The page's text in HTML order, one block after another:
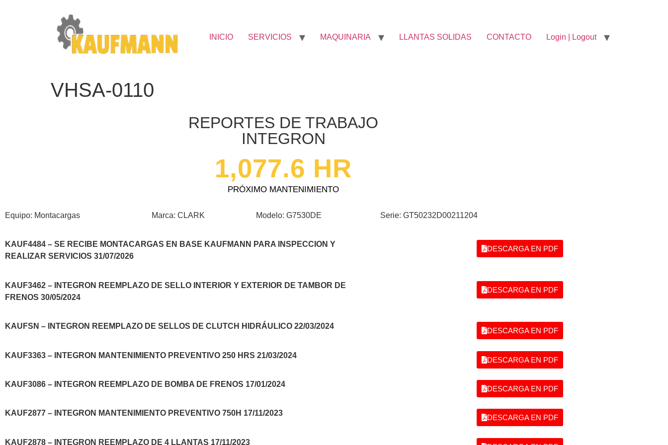
INICIO SERVICIOS MAQUINARIA LLANTAS SOLIDAS CONTACTO Login | Logout
VHSA-0110
REPORTES DE TRABAJO
INTEGRON
PRÓXIMO MANTENIMIENTO
1,077.6 HR
Equipo: Montacargas Marca: CLARK Modelo: G7530DE Serie: GT50232D00211204
KAUF4484 – SE RECIBE MONTACARGAS EN BASE KAUFMANN PARA INSPECCION Y
REALIZAR SERVICIOS 31/07/2026
DESCARGA EN PDF
KAUF3462 – INTEGRON REEMPLAZO DE SELLO INTERIOR Y EXTERIOR DE TAMBOR DE
FRENOS 30/05/2024
DESCARGA EN PDF
KAUFSN – INTEGRON REEMPLAZO DE SELLOS DE CLUTCH HIDRÁULICO 22/03/2024
DESCARGA EN PDF
KAUF3363 – INTEGRON MANTENIMIENTO PREVENTIVO 250 HRS 21/03/2024
DESCARGA EN PDF
KAUF3086 – INTEGRON REEMPLAZO DE BOMBA DE FRENOS 17/01/2024
DESCARGA EN PDF
KAUF2877 – INTEGRON MANTENIMIENTO PREVENTIVO 750H 17/11/2023
DESCARGA EN PDF
KAUF2878 – INTEGRON REEMPLAZO DE 4 LLANTAS 17/11/2023